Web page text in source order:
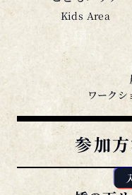
ワーク
参加
橋の下